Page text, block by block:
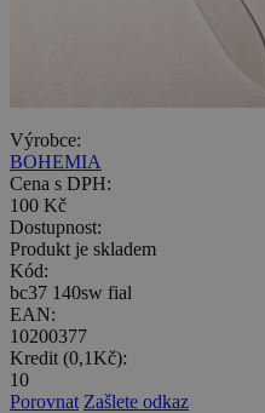
Výrobce:
BOHEMIA
Cena s DPH:
100 Kč
Dostupnost:
Produkt je skladem
Kód:
bc37 140sw fial
EAN:
10200377
Kredit (0,1Kč):
10
Porovnat Zašlete odkaz